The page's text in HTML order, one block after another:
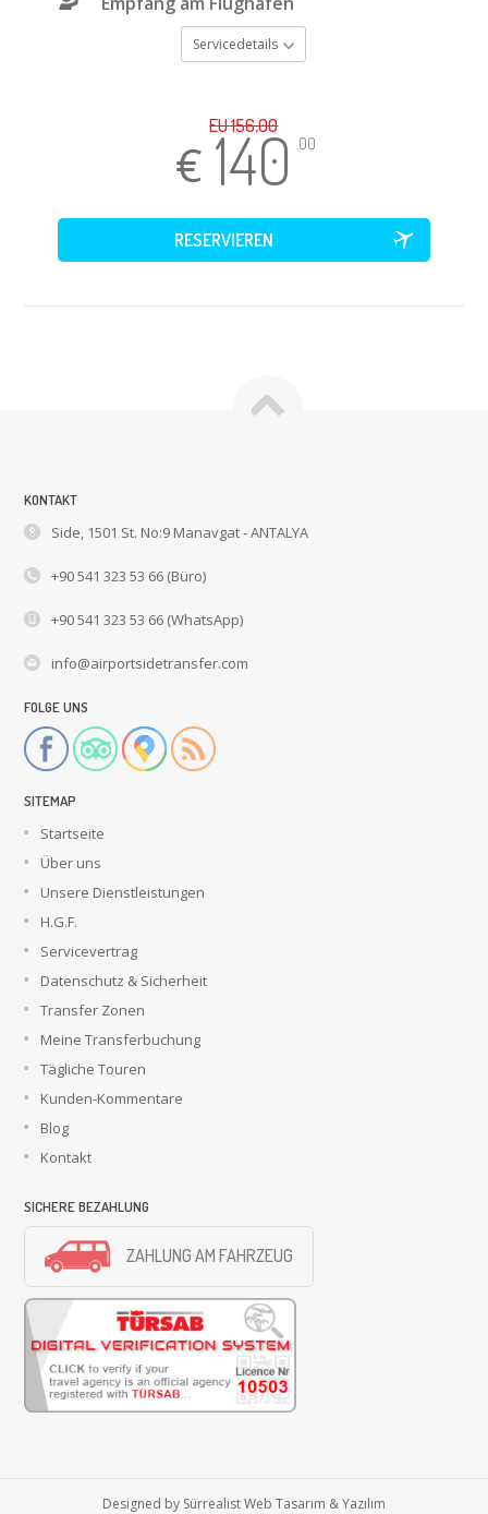
Servicedetails
EU 156,00
140 .00
KONTAKT
Side, 1501 St. No:9 Manavgat - ANTALYA
+90 541 323 53 66 (Büro)
+90 541 323 53 66 (WhatsApp)
info@airportsidetransfer.com
FOLGE UNS
SITEMAP
Startseite
Über uns
Unsere Dienstleistungen
H.G.F.
Servicevertrag
Datenschutz & Sicherheit
Transfer Zonen
Meine Transferbuchung
Tägliche Touren
Kunden-Kommentare
Blog
Kontakt
SICHERE BEZAHLUNG
ZAHLUNG AM FAHRZEUG
Designed by Sürrealist Web Tasarım & Yazılım